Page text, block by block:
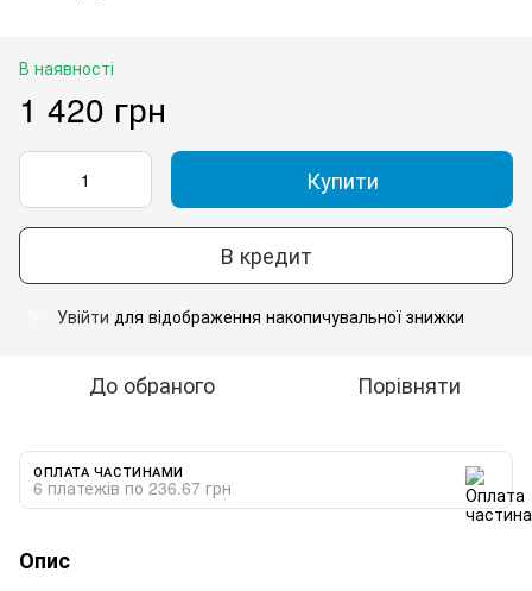
В наявності
1 420 грн
Купити
В кредит
Увійти для відображення накопичувальної знижки
До обраного Порівняти
ОПЛАТА ЧАСТИНАМИ
6 платежів по 236.67 грн
Опис